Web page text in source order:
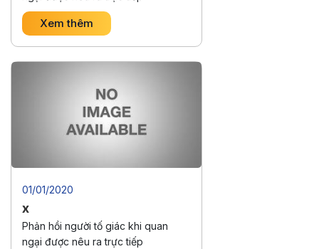
Xem thêm
01/01/2020
x
Phản hồi người tố giác khi quan
ngại được nêu ra trực tiếp